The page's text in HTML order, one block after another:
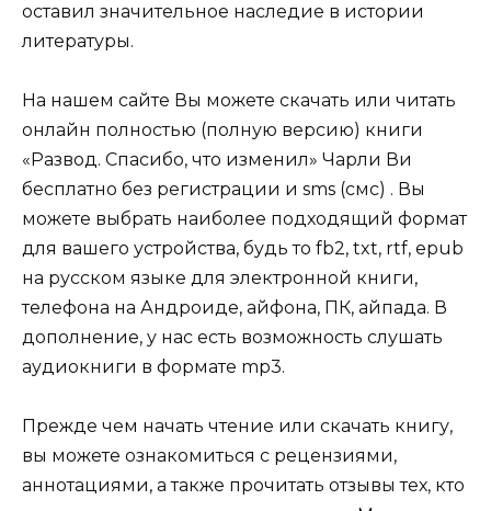
оставил значительное наследие в истории
литературы.
На нашем сайте Вы можете скачать или читать
онлайн полностью (полную версию) книги
«Развод. Спасибо, что изменил» Чарли Ви
бесплатно без регистрации и sms (смс) . Вы
можете выбрать наиболее подходящий формат
для вашего устройства, будь то fb2, txt, rtf, epub
на русском языке для электронной книги,
телефона на Андроиде, айфона, ПК, айпада. В
дополнение, у нас есть возможность слушать
аудиокниги в формате mp3.
Прежде чем начать чтение или скачать книгу,
вы можете ознакомиться с рецензиями,
аннотациями, а также прочитать отзывы тех, кто